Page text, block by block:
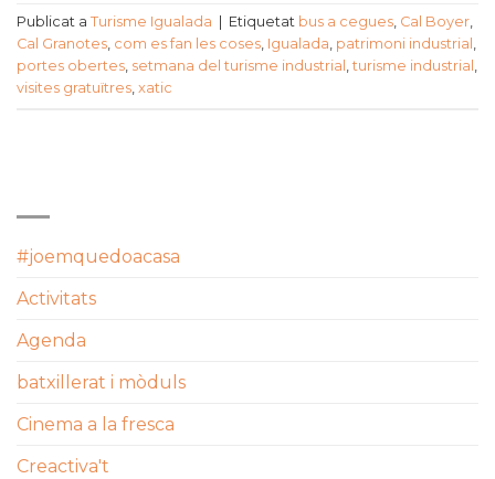
Publicat a Turisme Igualada Etiquetat bus a cegues, Cal Boyer,
Cal Granotes, com es fan les coses, Igualada, patrimoni industrial ,
portes obertes, setmana del turisme industrial , turisme industrial ,
visites gratuïtres, xatic
#joemquedoacasa
Activitats
Agenda
batxillerat i mòduls
Cinema a la fresca
Creactiva't